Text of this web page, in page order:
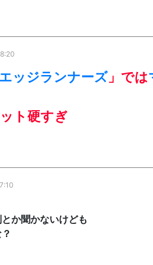
エッジランナーズ」では
ト硬すぎ
か聞かないけども